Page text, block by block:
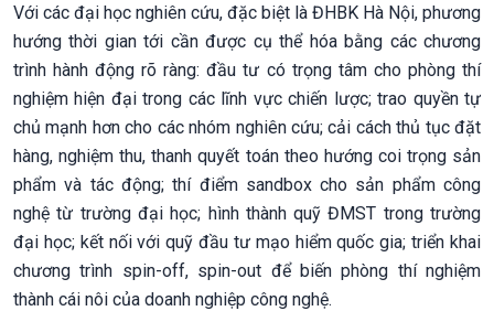
Với các đại học nghiên cứu, đặc biệt là ĐHBK Hà Nội, phương
hướng thời gian tới cần được cụ thể hóa bằng các chương
trình hành động rõ ràng: đầu tư có trọng tâm cho phòng thí
nghiệm hiện đại trong các lĩnh vực chiến lược; trao quyền tự
chủ mạnh hơn cho các nhóm nghiên cứu; cải cách thủ tục đặt
hàng, nghiệm thu, thanh quyết toán theo hướng coi trọng sản
phẩm và tác động; thí điểm sandbox cho sản phẩm công
nghệ từ trường đại học; hình thành quỹ ĐMST trong trường
đại học; kết nối với quỹ đầu tư mạo hiểm quốc gia; triển khai
chương trình spin-off, spin-out để biến phòng thí nghiệm
thành cái nôi của doanh nghiệp công nghệ.